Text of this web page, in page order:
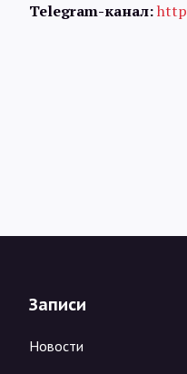
Telegram-канал:http
Записи
Новости